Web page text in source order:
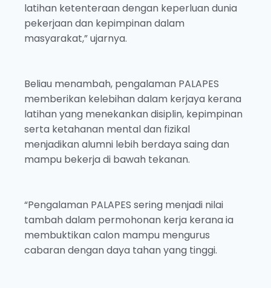
latihan ketenteraan dengan keperluan dunia
pekerjaan dan kepimpinan dalam
masyarakat,” ujarnya.
Beliau menambah, pengalaman PALAPES
memberikan kelebihan dalam kerjaya kerana
latihan yang menekankan disiplin, kepimpinan
serta ketahanan mental dan fizikal
menjadikan alumni lebih berdaya saing dan
mampu bekerja di bawah tekanan.
“Pengalaman PALAPES sering menjadi nilai
tambah dalam permohonan kerja kerana ia
membuktikan calon mampu mengurus
cabaran dengan daya tahan yang tinggi.